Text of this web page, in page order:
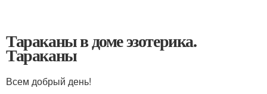
Тараканы в доме эзотерика.
Тараканы
Всем добрый день!